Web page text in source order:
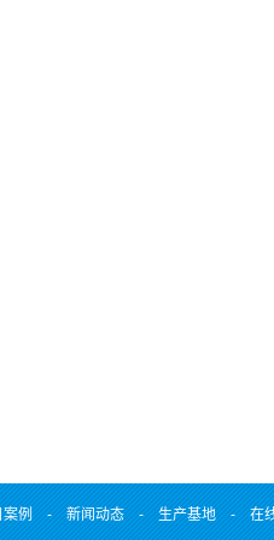
案例-新闻动态-生产基地-在